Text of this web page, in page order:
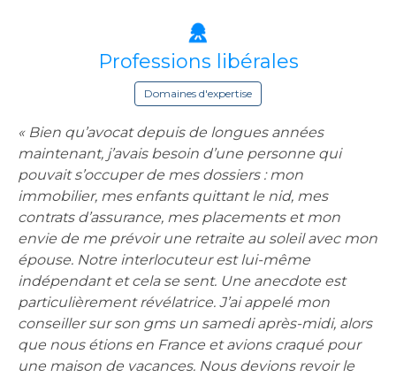
Professions libérales
Domaines d'expertise
« Bien qu’avocat depuis de longues années
maintenant, j’avais besoin d’une personne qui
pouvait s’occuper de mes dossiers : mon
immobilier, mes enfants quittant le nid, mes
contrats d’assurance, mes placements et mon
envie de me prévoir une retraite au soleil avec mon
épouse. Notre interlocuteur est lui-même
indépendant et cela se sent. Une anecdote est
particulièrement révélatrice. J’ai appelé mon
conseiller sur son gms un samedi après-midi, alors
que nous étions en France et avions craqué pour
une maison de vacances. Nous devions revoir le